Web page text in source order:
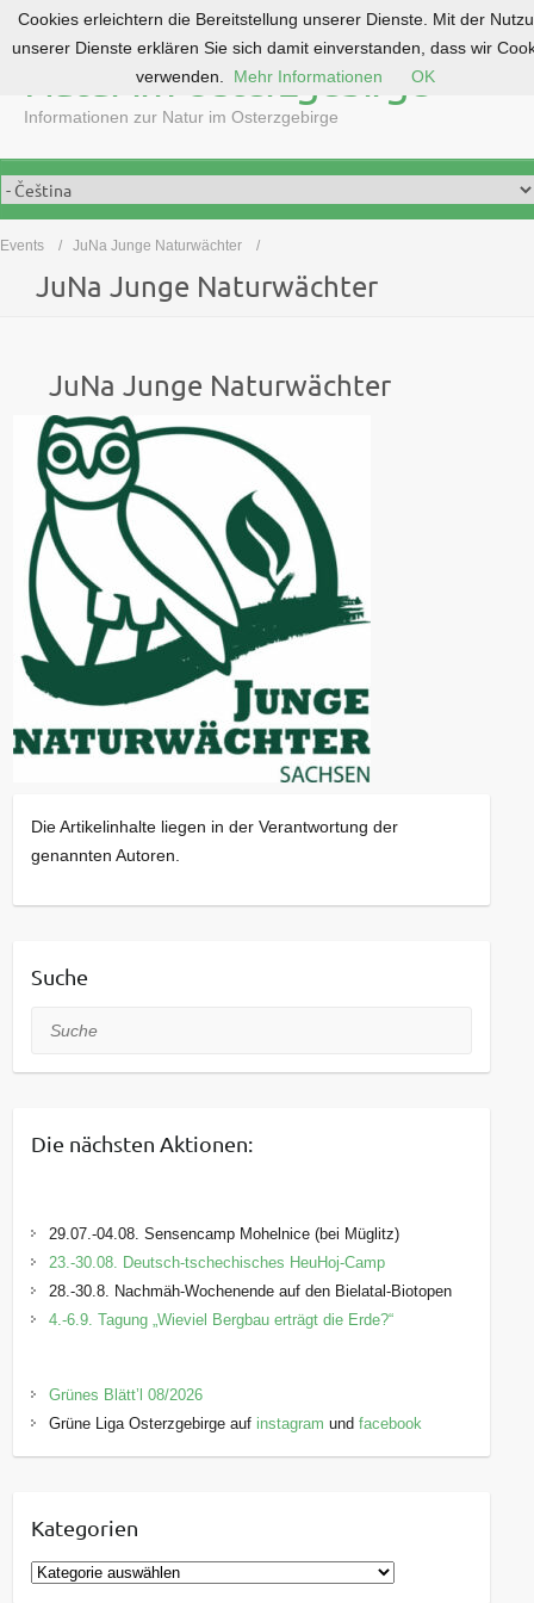
o
c
o
n
Natur im Osterzgebirge
Informationen zur Natur im Osterzgebirge
Events JuNa Junge Naturwächter
JuNa Junge Naturwächter
JuNa Junge Naturwächter
Die Artikelinhalte liegen in der Verantwortung der
genannten Autoren.
Suche
Suche
Die nächsten Aktionen:
29.07.-04.08. Sensencamp Mohelnice (bei Müglitz)
23.-30.08. Deutsch-tschechisches HeuHoj-Camp
28.-30.8. Nachmäh-Wochenende auf den Bielatal-Biotopen
4.-6.9. Tagung „Wieviel Bergbau erträgt die Erde?“
Grünes Blätt’l 08/2026
Grüne Liga Osterzgebirge auf instagram undfacebook
Kategorien
K
Cookies erleichtern die Bereitstellung unserer Dienste. Mit der
unserer Dienste erklären Sie sich damit einverstanden, dass wir
verwenden.
Mehr Informationen OK